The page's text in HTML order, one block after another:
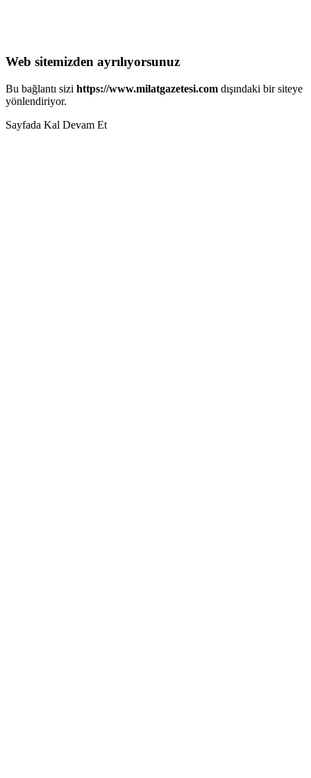
Web sitemizden ayrılıyorsunuz
Bu bağlantı sizi https://www.milatgazetesi.com dışındaki bir siteye
yönlendiriyor.
Sayfada Kal Devam Et